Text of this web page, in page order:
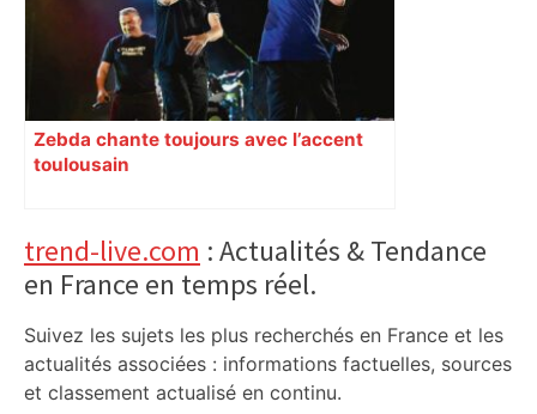
Zebda chante toujours avec l’accent
toulousain
Primary
Sidebar
trend-live.com : Actualités & Tendance
en France en temps réel.
Suivez les sujets les plus recherchés en France et les
actualités associées : informations factuelles, sources
et classement actualisé en continu.